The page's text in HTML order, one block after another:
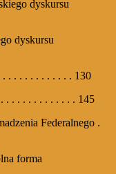
dyskursu
dyskursu
. . . . . . . . . . . . 130
. . . . . . . . . . . . . 145
Federalnego .
forma